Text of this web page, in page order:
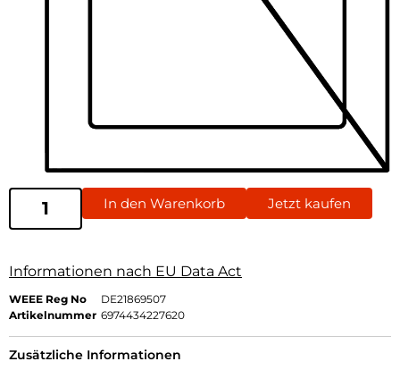
In den Warenkorb Jetzt kaufen
Informationen nach EU Data Act
WEEE Reg No
DE21869507
Artikelnummer 6974434227620
Zusätzliche Informationen